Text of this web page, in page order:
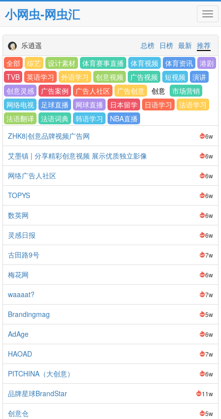
小网虫-网虫汇
乐逍遥 推荐
最新
日榜
总榜
全部
综艺 设计素材 体育赛事直播 体育视频 体育资讯
港剧
TVB
英语学习 外语学习 创意视频 广告视频 短视频
演讲
创意灵感
广告案例 广告人社区 广告创意 创意
市场营销
网络电视
足球直播 网球直播 日本留学 日语学习
法语学习
法语翻译
法语词典 韩语学习
NBA直播
ZHK8|创意品牌视频广告网
6w
艾墨镇 | 分享精彩创意视频 展示优质独立影像 6w
网络广告人社区 6w
TOPYS 6w
数英网 6w
灵感日报 6w
古田路9号 7w
梅花网 6w
waaaat? 7w
Brandingmag 5w
AdAge 6w
HAOAD 7w
PITCHINA（大创意） 6w
品牌星球BrandStar 11w
创意仓 5w